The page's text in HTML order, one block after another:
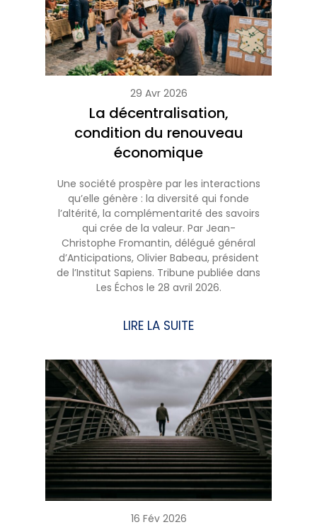
29 Avr 2026
La décentralisation,
condition du renouveau
économique
Une société prospère par les interactions
qu’elle génère : la diversité qui fonde
l’altérité, la complémentarité des savoirs
qui crée de la valeur. Par Jean-
Christophe Fromantin, délégué général
d’Anticipations, Olivier Babeau, président
de l’Institut Sapiens. Tribune publiée dans
Les Échos le 28 avril 2026.
LIRE LA SUITE
16 Fév 2026